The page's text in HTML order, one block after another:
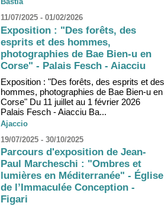
11/07/2025 - 01/02/2026
Exposition : "Des forêts, des
esprits et des hommes,
photographies de Bae Bien-u en
Corse" - Palais Fesch - Aiacciu
Exposition : "Des forêts, des esprits et des
hommes, photographies de Bae Bien-u en
Corse" Du 11 juillet au 1 février 2026
Palais Fesch - Aiacciu Ba...
Ajaccio
19/07/2025 - 30/10/2025
Parcours d'exposition de Jean-
Paul Marcheschi : "Ombres et
lumières en Méditerranée" - Église
de l’Immaculée Conception -
Figari